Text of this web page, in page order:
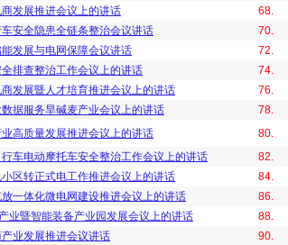
发展推进会议上的讲话 68.
安全隐患全链条整治会议讲话 70.
发展与电网保障会议讲话 72.
排查整治工作会议上的讲话 74.
发展暨人才培育推进会议上的讲话 76.
据服务旱碱麦产业会议上的讲话 78.
高质量发展推进会议上的讲话 80.
车电动摩托车安全整治工作会议上的讲话 82.
区转正式电工作推进会议上的讲话 84.
一体化微电网建设推进会议上的讲话 86.
业暨智能装备产业园发展会议上的讲话 88.
业发展推进会议讲话 90.